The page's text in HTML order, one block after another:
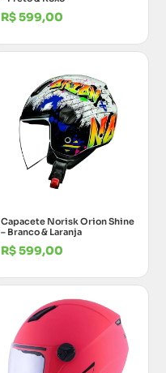
R$599,00
Capacete Norisk Orion Shine
– Branco & Laranja
R$599,00